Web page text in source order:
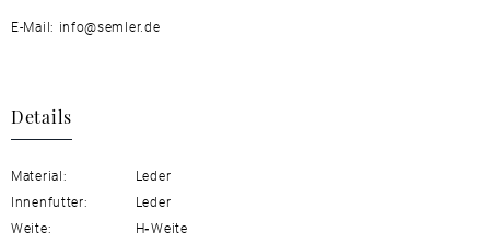
E-Mail: info@semler.de
Details
Material:
Leder
Innenfutter:
Leder
Weite:
H-Weite